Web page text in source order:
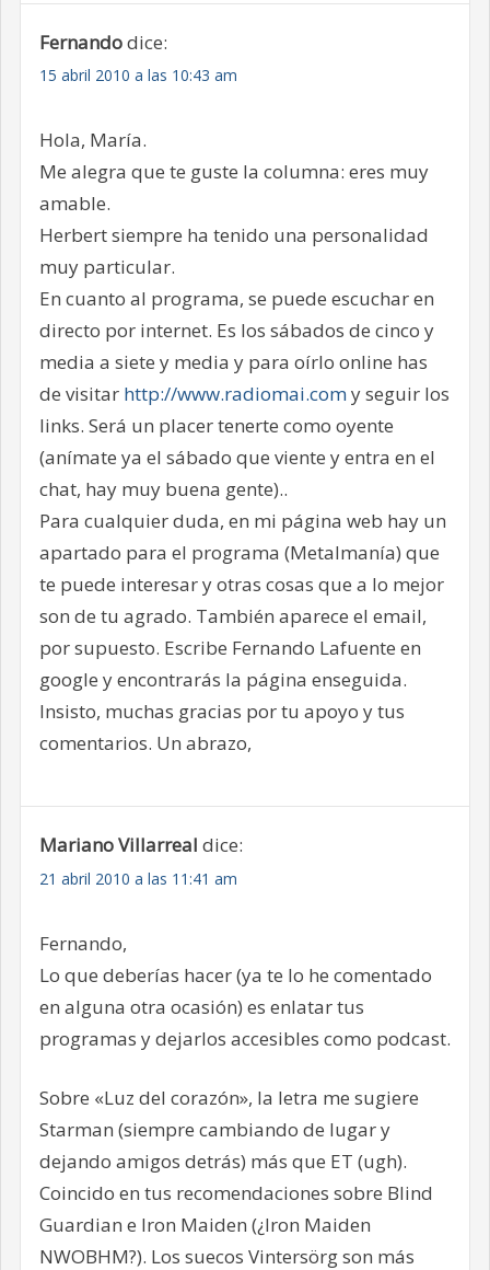
Fernandodice:
15 abril 2010 a las 10:43 am
Hola, María.
Me alegra que te guste la columna: eres muy
amable.
Herbert siempre ha tenido una personalidad
muy particular.
En cuanto al programa, se puede escuchar en
directo por internet. Es los sábados de cinco y
media a siete y media y para oírlo online has
de visitar http://www.radiomai.comy seguir los
links. Será un placer tenerte como oyente
(anímate ya el sábado que viente y entra en el
chat, hay muy buena gente)..
Para cualquier duda, en mi página web hay un
apartado para el programa (Metalmanía) que
te puede interesar y otras cosas que a lo mejor
son de tu agrado. También aparece el email,
por supuesto. Escribe Fernando Lafuente en
google y encontrarás la página enseguida.
Insisto, muchas gracias por tu apoyo y tus
comentarios. Un abrazo,
Mariano Villarreal dice:
21 abril 2010 a las 11:41 am
Fernando,
Lo que deberías hacer (ya te lo he comentado
en alguna otra ocasión) es enlatar tus
programas y dejarlos accesibles como podcast.
Sobre «Luz del corazón», la letra me sugiere
Starman (siempre cambiando de lugar y
dejando amigos detrás) más que ET (ugh).
Coincido en tus recomendaciones sobre Blind
Guardian e Iron Maiden (¿Iron Maiden
NWOBHM?). Los suecos Vintersörg son más